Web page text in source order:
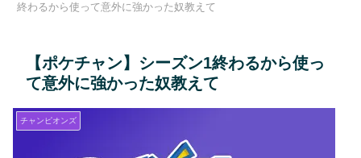
終わるから使って意外に強かった奴教えて
【ポケチャン】シーズン1終わるから使っ
て意外に強かった奴教えて
チャンピオンズ